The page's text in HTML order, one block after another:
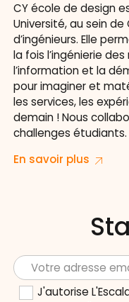
CY école de design
Université, au sein
d’ingénieurs. Elle
la fois l’ingénierie
l’information et la
pour imaginer et
les services, les
demain ! Nous
challenges étudiants.
En savoir plus
J'autorise